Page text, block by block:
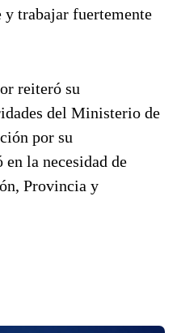
y trabajar fuertemente
reiteró su
del Ministerio de
por su
la necesidad de
Provincia y